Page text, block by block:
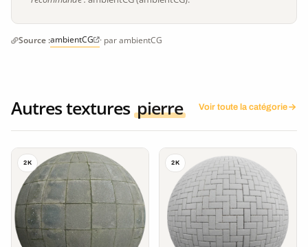
Source :ambientCG · par ambientCG
Autres textures pierre Voir toute la catégorie
2K 2K